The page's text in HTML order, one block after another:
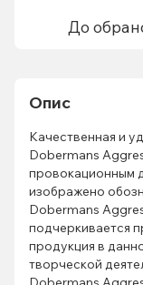
До
Опис
Качественная и
Dobermans
провокационным
изображено
Dobermans
подчеркивается
продукция в
творческой